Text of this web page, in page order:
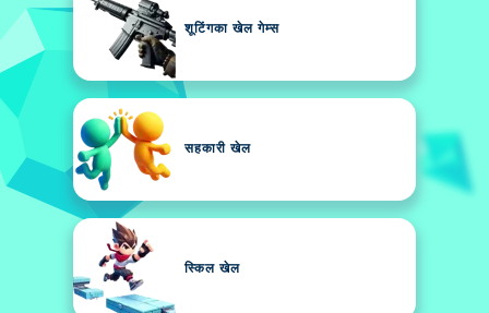
शूटिंगका खेल गेम्स
सहकारी खेल
स्किल खेल